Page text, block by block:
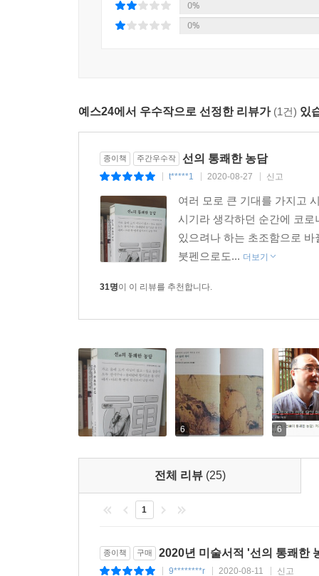
중생들에게 희망과 행복을 안겨주었던 포대화
예술적 안목과 뛰어난 상상력, 문학적 감수성을
마음에 청량한 파문을 일으키다
보기 위한 것이 아니다. 이내 그는 저 달에 걸린
않았을까.” (p. 214)
“경전에 녹아든 달빛의 시간만큼 노승의 공부 역
차 한 잔 마시고, 먼 하늘을 바라보며 자신에
가을인가.” (p. 273)
평화롭고 고요한 마음의 경지를 표현한 선화와
향기 그윽한 햇차와 함께 이 책을 펼쳐보는 것은 어
0%
0%
예스24에서 우수작으로 선정한 리뷰가 (1건) 있
종이책 주간우수작 선의 통쾌한 농담
t*****1 2020-08-27 신고
여러 모로 큰 기대를 가지고
시기라 생각하던 순간에 코
있으려나 하는 초조함으로
붓펜으로도... 더보기
31명이 이 리뷰를 추천합니다.
6 6
전체 리뷰 (25)
1
종이책 구매 2020년 미술서적 '선의 통쾌한
9********r 2020-08-11 신고